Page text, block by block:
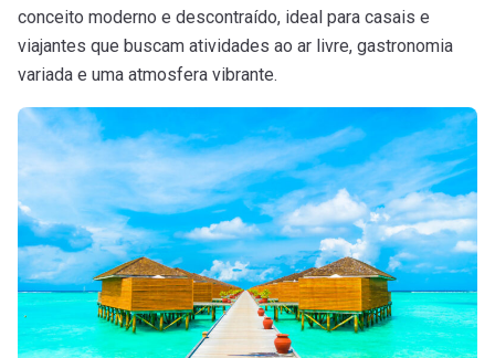
conceito moderno e descontraído, ideal para casais e
viajantes que buscam atividades ao ar livre, gastronomia
variada e uma atmosfera vibrante.